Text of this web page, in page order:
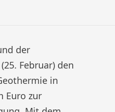
der
Februar) den
in
Euro zur